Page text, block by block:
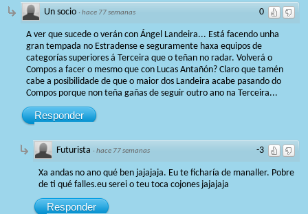
0
Un socio ·hace 77 semanas
A ver que sucede o verán con Ángel Landeira... Está facendo unha
gran tempada no Estradense e seguramente haxa equipos de
categorías superiores á Terceira que o teñan no radar. Volverá o
Compos a facer o mesmo que con Lucas Antañón? Claro que tamén
cabe a posibilidade de que o maior dos Landeira acabe pasando do
Compos porque non teña gañas de seguir outro ano na Terceira...
Responder
-3
Futurista ·hace 77 semanas
Xa andas no ano qué ben jajajaja. Eu te ficharía de manaller. Pobre
de ti qué falles.eu serei o teu toca cojones jajajaja
Responder